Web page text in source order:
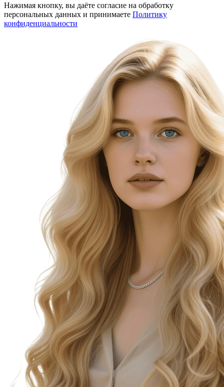
Нажимая кнопку, вы даёте согласие на обработку
персональных данных и принимаете Политику
конфиденциальности